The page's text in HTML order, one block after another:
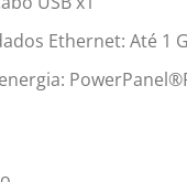
Ethernet: Até 1